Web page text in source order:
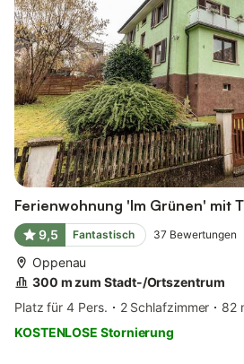
Ferienwohnung 'Im Grünen' mit
9,5 Fantastisch 37 Bewertungen
Oppenau
300 m zum Stadt-/Ortszentrum
Platz für 4 Pers.
2 Schlafzimmer
82
KOSTENLOSE Stornierung